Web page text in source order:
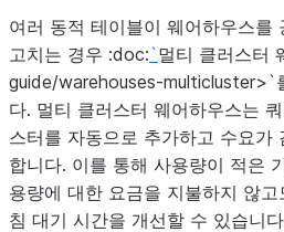
여러 동적 테이블이 웨어하우스를
고치는 경우 :doc:`멀티 클러스터
guide/warehouses-multicluster>`
다. 멀티 클러스터 웨어하우스는
스터를 자동으로 추가하고 수요가
합니다. 이를 통해 사용량이 적은
용량에 대한 요금을 지불하지 않
침 대기 시간을 개선할 수 있습니